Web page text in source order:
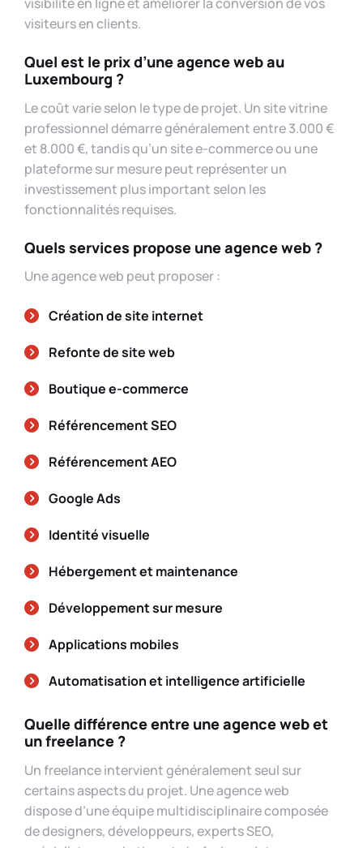
visiteurs en clients.
Quel est le prix d’une agence web au
Luxembourg ?
Le coût varie selon le type de projet. Un site vitrine
professionnel démarre généralement entre 3.000 €
et 8.000 €, tandis qu’un site e-commerce ou une
plateforme sur mesure peut représenter un
investissement plus important selon les
fonctionnalités requises.
Quels services propose une agence web ?
Une agence web peut proposer :
Création de site internet
Refonte de site web
Boutique e-commerce
Référencement SEO
Référencement AEO
Google Ads
Identité visuelle
Hébergement et maintenance
Développement sur mesure
Applications mobiles
Automatisation et intelligence artificielle
Quelle différence entre une agence web et
un freelance ?
Un freelance intervient généralement seul sur
certains aspects du projet. Une agence web
dispose d’une équipe multidisciplinaire composée
de designers, développeurs, experts SEO,